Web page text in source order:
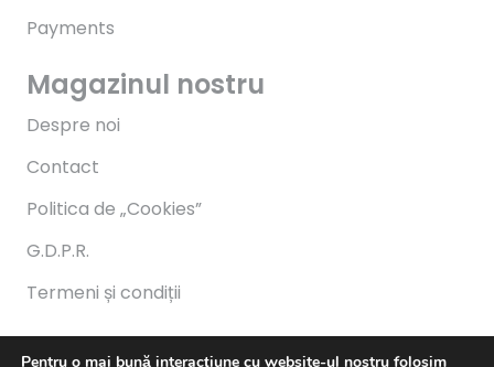
Payments
Magazinul nostru
Despre noi
Contact
Politica de „Cookies”
G.D.P.R.
Termeni și condiții
Program
Pentru o mai bună interacțiune cu website-ul nostru folosim